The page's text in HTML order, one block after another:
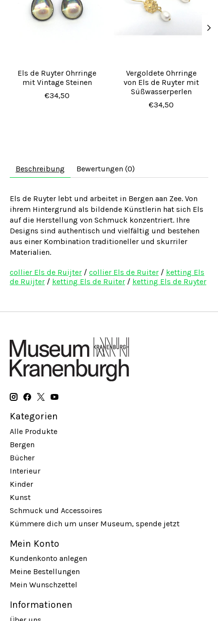
Beschreibung Bewertungen (0)
Els de Ruyter lebt und arbeitet in Bergen aan Zee. Von
ihrem Hintergrund als bildende Künstlerin hat sich Els
auf die Herstellung von Schmuck konzentriert. Ihre
Designs sind authentisch und vielfältig und bestehen
aus einer Kombination traditioneller und skurriler
Materialien.
collier Els de Ruijter / collier Els de Ruiter / ketting Els
de Ruijter / ketting Els de Ruiter / ketting Els de Ruyter
Els de Ruyter Ohrringe
mit Vintage Steinen
€34,50
Vergoldete Ohrringe
von Els de Ruyter mit
Süßwasserperlen
€34,50
Kategorien
Alle Produkte
Bergen
Bücher
Interieur
Kinder
Kunst
Schmuck und Accessoires
Kümmere dich um unser Museum, spende jetzt
Mein Konto
Kundenkonto anlegen
Meine Bestellungen
Mein Wunschzettel
Informationen